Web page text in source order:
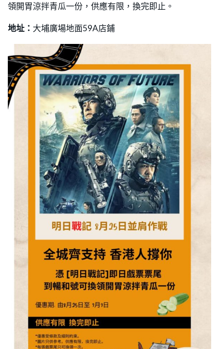
領開胃涼拌青瓜一份，供應有限，換完即止。
地址： 大埔廣場地面59A店鋪